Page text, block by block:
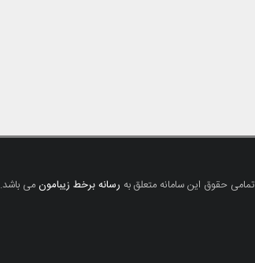
تمامی حقوق این سامانه متعلق به رسانه برخط زیبامونمی باشد.